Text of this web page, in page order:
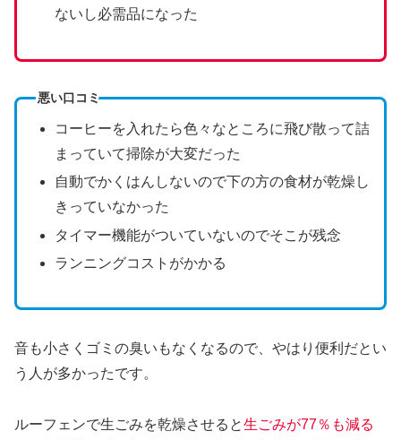
ないし必需品になった
悪い口コミ
コーヒーを入れたら色々なところに飛び散って詰
まっていて掃除が大変だった
自動でかくはんしないので下の方の食材が乾燥し
きっていなかった
タイマー機能がついていないのでそこが残念
ランニングコストがかかる
音も小さくゴミの臭いもなくなるので、やはり便利だとい
う人が多かったです。
ルーフェンで生ごみを乾燥させると生ごみが77％も減る